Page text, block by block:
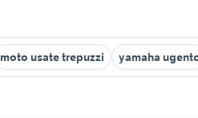
moto usate trepuzzi yamaha